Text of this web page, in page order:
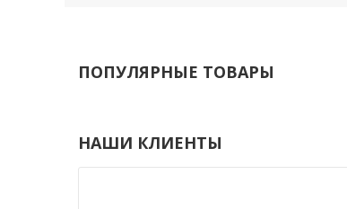
ПОПУЛЯРНЫЕ ТОВАРЫ
НАШИ КЛИЕНТЫ